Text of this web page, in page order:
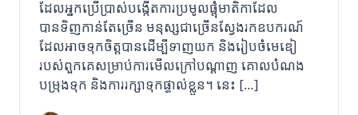
ដែលអ្នកប្រើប្រាស់បង្កើតការប្រមូលផ្តុំមាតិកាដែល
បានទិញកាន់តែច្រើន មនុស្សជាច្រើនស្វែងរកឧបករណ៍
ដែលអាចទុកចិត្តបានដើម្បីទាញយក និងរៀបចំមេឌៀ
របស់ពួកគេសម្រាប់ការមើលក្រៅបណ្តាញ គោលបំណង
បម្រុងទុក និងការរក្សាទុកផ្ទាល់ខ្លួន។ នេះ […]